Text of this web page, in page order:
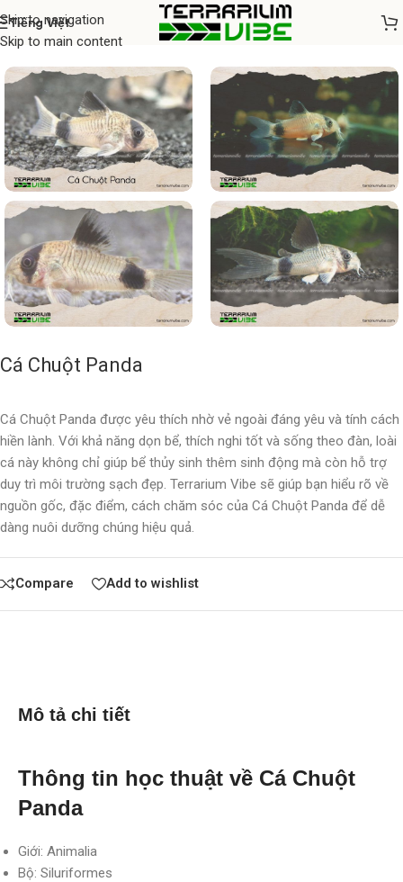
Skip to navigation
Skip to main content
Tiếng Việt
Home/Cá thủy sinh
Cá Chuột Panda
Cá Chuột Panda được yêu thích nhờ vẻ ngoài đáng yêu và tính cách
hiền lành. Với khả năng dọn bể, thích nghi tốt và sống theo đàn, loài
cá này không chỉ giúp bể thủy sinh thêm sinh động mà còn hỗ trợ
duy trì môi trường sạch đẹp. Terrarium Vibe sẽ giúp bạn hiểu rõ về
nguồn gốc, đặc điểm, cách chăm sóc của Cá Chuột Panda để dễ
dàng nuôi dưỡng chúng hiệu quả.
Compare Add to wishlist
Mô tả chi tiết
Thông tin học thuật về Cá Chuột
Panda
Giới: Animalia
Bộ: Siluriformes